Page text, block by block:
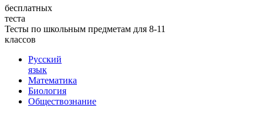
бесплатных
теста
Тесты по школьным предметам для 8-11
классов
Русский
язык
Математика
Биология
Обществознание